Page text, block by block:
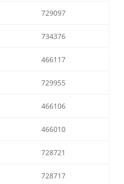
729097
734376
466117
729955
466106
466010
728721
728717